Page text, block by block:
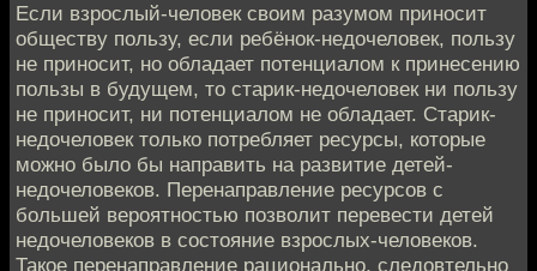
Если взрослый-человек своим разумом приносит
обществу пользу, если ребёнок-недочеловек, пользу
не приносит, но обладает потенциалом к принесению
пользы в будущем, то старик-недочеловек ни пользу
не приносит, ни потенциалом не обладает. Старик-
недочеловек только потребляет ресурсы, которые
можно было бы направить на развитие детей-
недочеловеков. Перенаправление ресурсов с
большей вероятностью позволит перевести детей
недочеловеков в состояние взрослых-человеков.
Такое перенаправление рационально, следовтельно